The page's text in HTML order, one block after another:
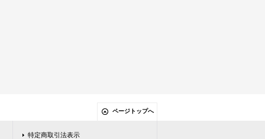
ページトップへ
特定商取引法表示